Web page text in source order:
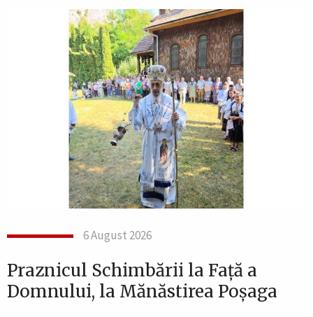
6 August 2026
Praznicul Schimbării la Față a
Domnului, la Mănăstirea Poșaga